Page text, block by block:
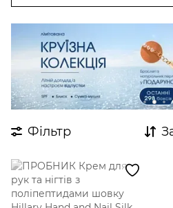
Антицелюлітні засоби
Антицелюлітні
Догляд за стопами
Експертні комплекси для
Засоби від висипань з
Фільтр